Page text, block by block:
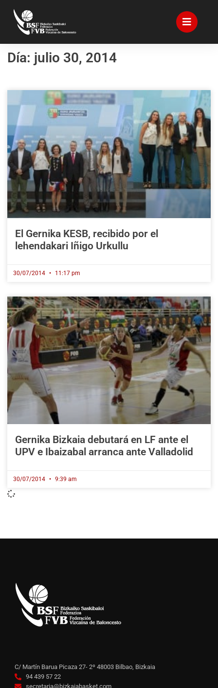
Día: julio 30, 2014
El Gernika KESB, recibido por el
lehendakari Iñigo Urkullu
30/07/2014 11:17 pm
Gernika Bizkaia debutará en LF ante el
UPV e Ibaizabal arranca ante Valladolid
30/07/2014 9:39 am
C/ Martín Barua Picaza 27- 2º 48003 Bilbao, Bizkaia
94 439 57 22
secretaria@bizkaiabasket.com